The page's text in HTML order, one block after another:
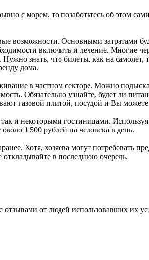
с морем, то позаботьтесь об этом
возможности. Основными затратами
включить и лечение. Многие
Нужно знать, что билеты, как на
дома.
в частном секторе. Можно
Обязательно узнайте, будет ли
газовой плитой, посудой и Вы
и некоторыми гостиницами.
1 500 рублей на человека в день.
Хотя, хозяева могут потребовать
в последнюю очередь.
отзывами от людей использовавших их